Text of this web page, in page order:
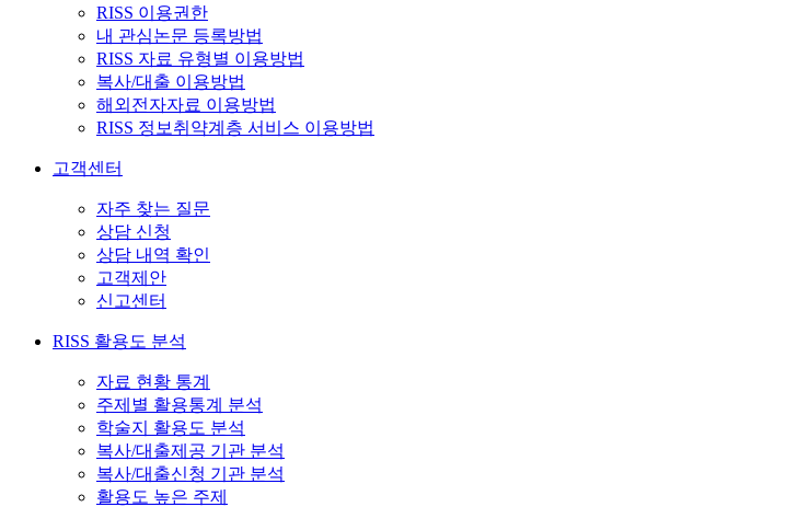
RISS 이용권한
내 관심논문 등록방법
RISS 자료 유형별 이용방법
복사/대출 이용방법
해외전자자료 이용방법
RISS 정보취약계층 서비스 이용방법
고객센터
자주 찾는 질문
상담 신청
상담 내역 확인
고객제안
신고센터
RISS 활용도 분석
자료 현황 통계
주제별 활용통계 분석
학술지 활용도 분석
복사/대출제공 기관 분석
복사/대출신청 기관 분석
활용도 높은 주제